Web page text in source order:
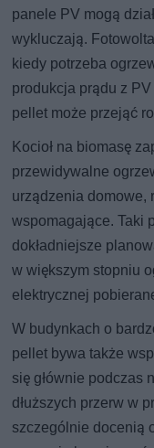
panele PV mogą
wykluczają.
kiedy potrzeba
produkcja prądu z
pellet może przejąć
Kocioł na biomasę
przewidywalne
urządzenia domowe,
wspomagające. Taki
dokładniejsze
w większym stopniu
elektrycznej
W budynkach o
pellet bywa także
się głównie podczas
dłuższych przerw w
szczególnie docenią